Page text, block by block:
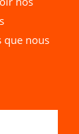
que nous